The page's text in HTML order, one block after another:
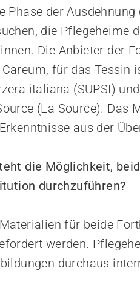
Phase der
die Pflegeheime
Die Anbieter der
Careum, für das Tessin
italiana (SUPSI)
(La Source). Das
aus der
die Möglichkeit,
durchzuführen?
für beide
werden.
durchaus